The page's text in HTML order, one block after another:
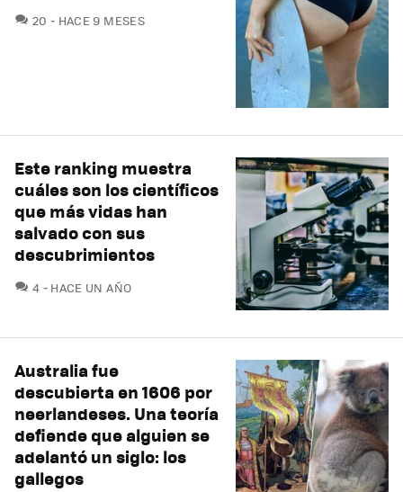
20 COMENTARIOS
HACE 9 MESES
Este ranking muestra
cuáles son los científicos
que más vidas han
salvado con sus
descubrimientos
4 COMENTARIOS
HACE UN AÑO
Australia fue
descubierta en 1606 por
neerlandeses. Una teoría
defiende que alguien se
adelantó un siglo: los
gallegos